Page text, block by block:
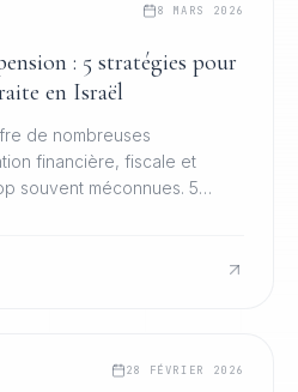
8 MARS 2026
: 5 stratégies pour
en Israël
de nombreuses
financière, fiscale et
souvent méconnues. 5
28 FÉVRIER 2026